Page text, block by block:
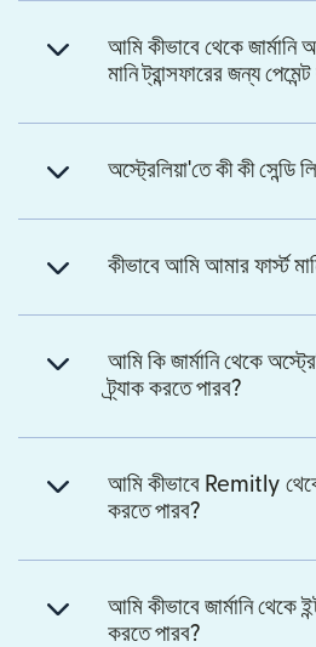
আমি কীভাবে থেকে
মানি ট্রান্সফারের জন্য
অস্ট্রেলিয়া'তে কী কী সেন্ডি
কীভাবে আমি আমার ফার্স্ট
আমি কি জার্মানি থেকে
ট্র্যাক করতে পারব?
আমি কীভাবে Remitly থেকে
করতে পারব?
আমি কীভাবে জার্মানি থেকে
করতে পারব?